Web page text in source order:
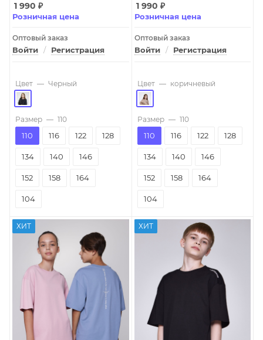
1 990 ₽
Розничная цена
Оптовый заказ
Войти / Регистрация
Цвет — Черный
Размер — 110
110 116 122 128
134 140 146
152 158 164
104
1 990 ₽
Розничная цена
Оптовый заказ
Войти / Регистрация
Цвет — коричневый
Размер — 110
110 116 122 128
134 140 146
152 158 164
104
ХИТ ХИТ